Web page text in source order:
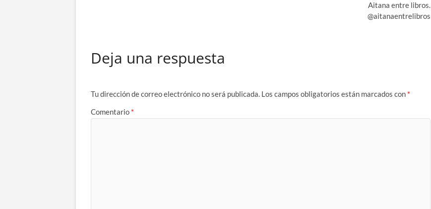
Aitana entre libros.
@aitanaentrelibros
Deja una respuesta
Tu dirección de correo electrónico no será publicada. Los campos obligatorios están marcados con *
Comentario *